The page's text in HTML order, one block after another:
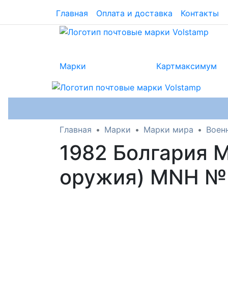
Главная Оплата и доставка Контакты
Марки Картмаксимум
Главная Марки Марки мира
1982 Болгария
оружия) MNH